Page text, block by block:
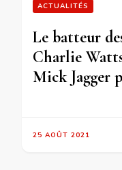
ACTUALITÉS
Le batteur
Charlie
Mick Jagger
25 AOÛT 2021